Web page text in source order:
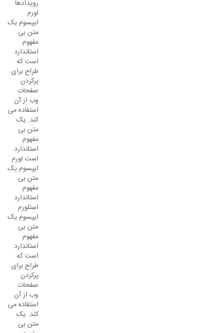
رویدادها
لورم
ایپسوم یک
متن بی
مفهوم
استاندارد
است که
طراح برای
پرکردن
صفحات
وب از آن
استفاده می
کند. یک
متن بی
مفهوم
استاندارد
است لورم
ایپسوم یک
متن بی
مفهوم
استاندارد
استلورم
ایپسوم یک
متن بی
مفهوم
استاندارد
است که
طراح برای
پرکردن
صفحات
وب از آن
استفاده می
کند. یک
متن بی